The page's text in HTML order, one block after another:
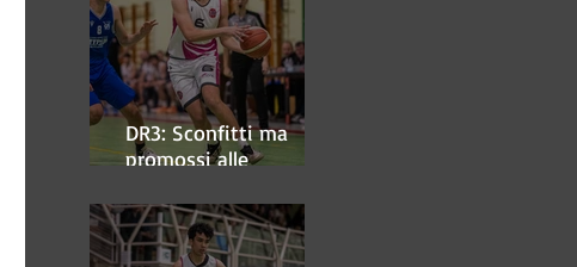
DR3: Sconfitti ma
promossi alle